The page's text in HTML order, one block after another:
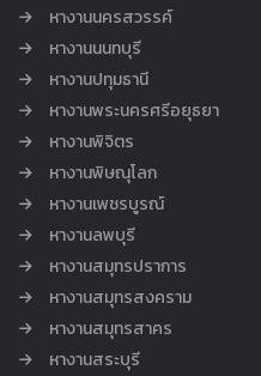
หางานนครสวรรค์
หางานนนทบุรี
หางานปทุมธานี
หางานพระนครศรีอยุธยา
หางานพิจิตร
หางานพิษณุโลก
หางานเพชรบูรณ์
หางานลพบุรี
หางานสมุทรปราการ
หางานสมุทรสงคราม
หางานสมุทรสาคร
หางานสระบุรี